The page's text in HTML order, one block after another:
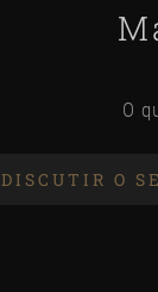
O
DISCUTIR O